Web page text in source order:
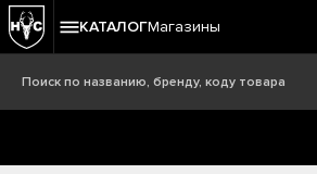
КАТАЛОГМагазины